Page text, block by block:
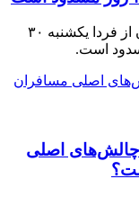
رئیس پلیس راه مازندران گفت: محور کندوان از فردا یکشنبه ۳۰
است.
چالش‌های اصلی